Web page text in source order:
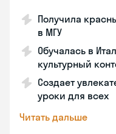
Получила
в МГУ
Обучалась в
культурный
Создает
уроки для всех
Читать дальше